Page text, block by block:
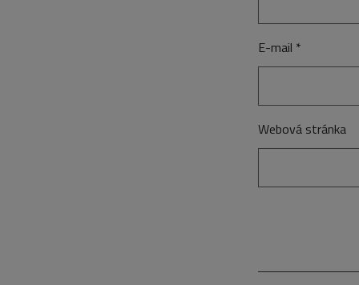
E-mail *
Webová stránka